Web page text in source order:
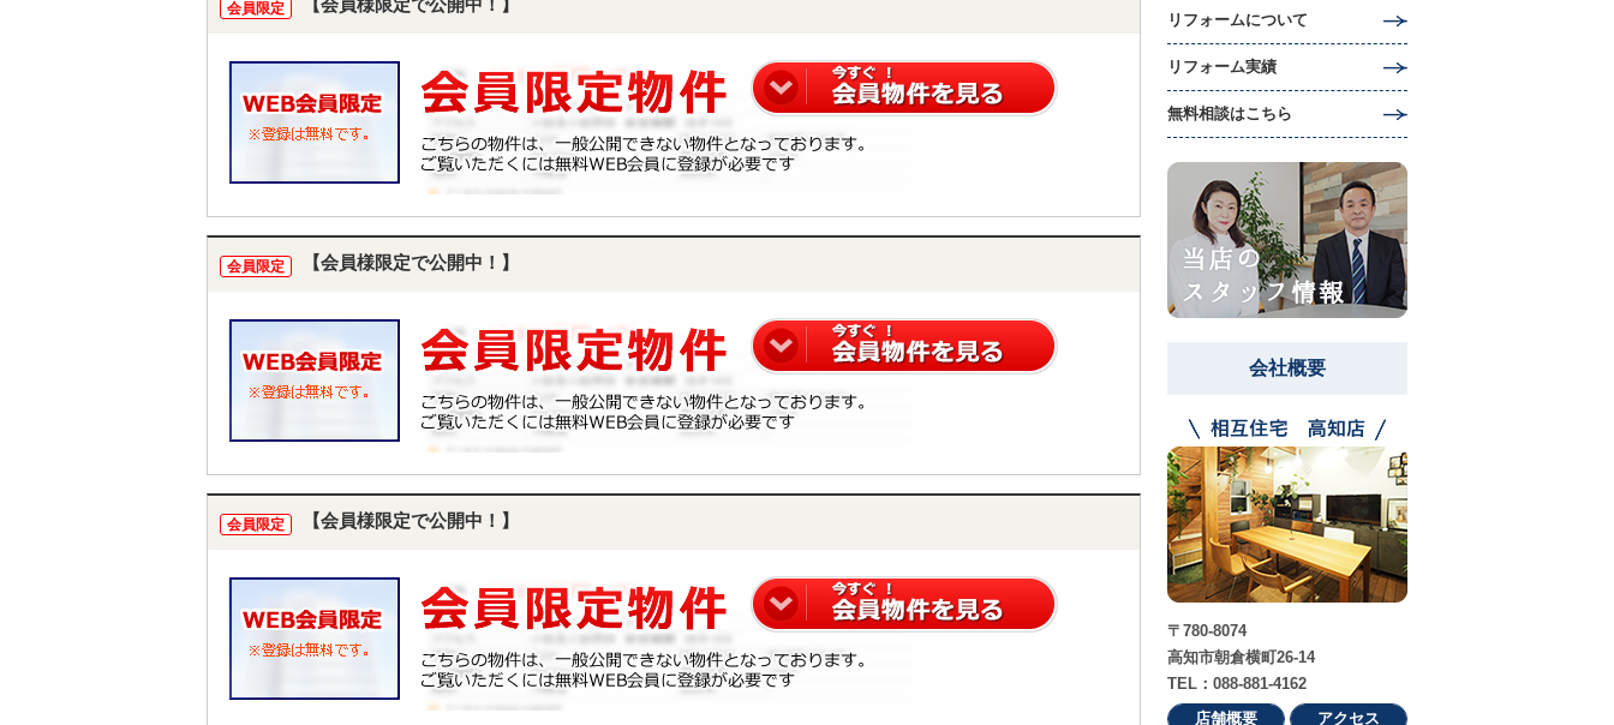
会員限定 【会員様限定で公開中！】
会員限定 【会員様限定で公開中！】
会員限定 【会員様限定で公開中！】
リフォームについて
リフォーム実績
無料相談はこちら
会社概要
〒780-8074
高知市朝倉横町26-14
TEL：088-881-4162
店舗概要
アクセス